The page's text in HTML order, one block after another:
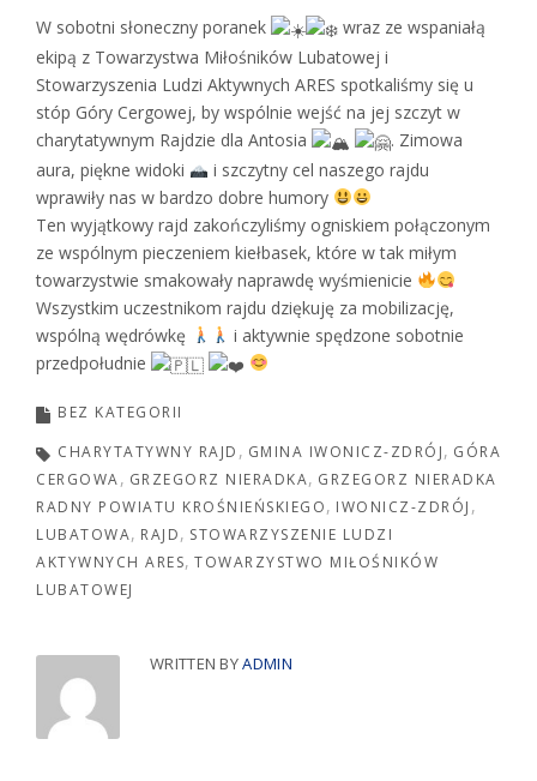
W sobotni słoneczny poranek
wraz ze wspaniałą
ekipą z Towarzystwa Miłośników Lubatowej i
Stowarzyszenia Ludzi Aktywnych ARES spotkaliśmy się u
stóp Góry Cergowej, by wspólnie wejść na jej szczyt w
charytatywnym Rajdzie dla Antosia
. Zimowa
aura, piękne widoki
i szczytny cel naszego rajdu
wprawiły nas w bardzo dobre humory
Ten wyjątkowy rajd zakończyliśmy ogniskiem połączonym
ze wspólnym pieczeniem kiełbasek, które w tak miłym
towarzystwie smakowały naprawdę wyśmienicie
Wszystkim uczestnikom rajdu dziękuję za mobilizację,
wspólną wędrówkę
i aktywnie spędzone sobotnie
przedpołudnie
BEZ KATEGORII
CHARYTATYWNY RAJD
GMINA IWONICZ-ZDRÓJ
GÓRA
CERGOWA
GRZEGORZ NIERADKA GRZEGORZ NIERADKA
RADNY POWIATU KROŚNIEŃSKIEGO
IWONICZ-ZDRÓJ
LUBATOWA RAJD
STOWARZYSZENIE LUDZI
AKTYWNYCH ARES TOWARZYSTWO MIŁOŚNIKÓW
LUBATOWEJ
WRITTEN BYADMIN